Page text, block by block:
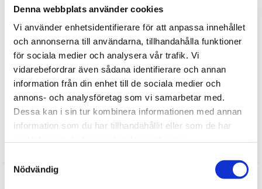
Denna webbplats använder cookies
Vi använder enhetsidentifierare för att anpassa innehållet
och annonserna till användarna, tillhandahålla funktioner
för sociala medier och analysera vår trafik. Vi
vidarebefordrar även sådana identifierare och annan
information från din enhet till de sociala medier och
annons- och analysföretag som vi samarbetar med.
Dessa kan i sin tur kombinera informationen med annan
information som du har tillhandahållit eller som de har
Nödvändig
Tipsa
Upptäck mer
Till barnet/Till nyfödd
Bukowski Design Nallar
Doppresenter